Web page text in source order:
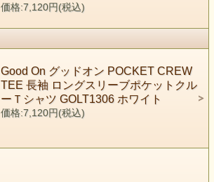
価格:7,120円(税込)
Good On グッドオン POCKET CREW
TEE 長袖 ロングスリーブポケットクル
ーＴシャツ GOLT1306 ホワイト
価格:7,120円(税込)